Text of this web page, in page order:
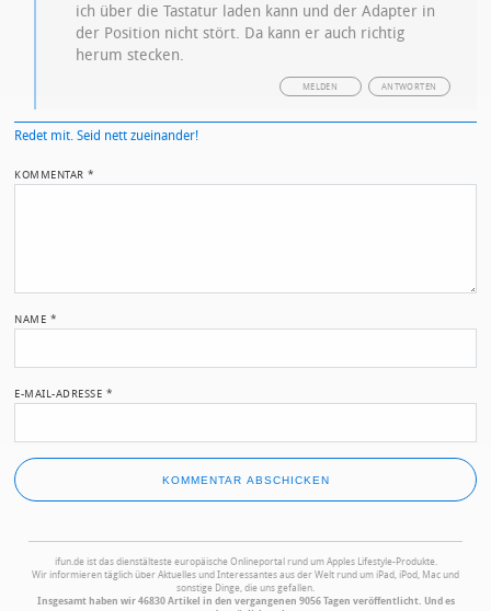
ich über die Tastatur laden kann und der Adapter in
der Position nicht stört. Da kann er auch richtig
herum stecken.
ANTWORTEN
MELDEN
Redet mit. Seid nett zueinander!
KOMMENTAR*
NAME *
E-MAIL-ADRESSE *
ifun.de ist das dienstälteste europäische Onlineportal rund um Apples Lifestyle-Produkte.
Wir informieren täglich über Aktuelles und Interessantes aus der Welt rund um iPad, iPod, Mac und
sonstige Dinge, die uns gefallen.
Insgesamt haben wir 46830 Artikel in den vergangenen 9056 Tagen veröffentlicht. Und es